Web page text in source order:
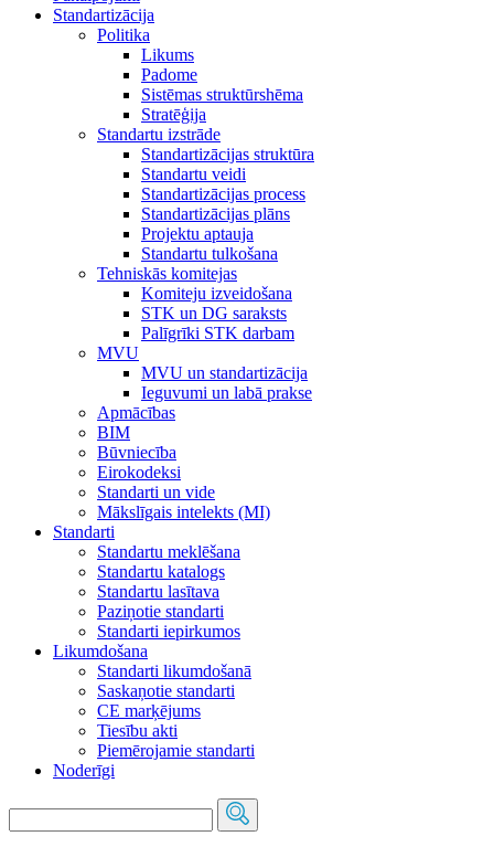
Standartizācija
Politika
Likums
Padome
Sistēmas struktūrshēma
Stratēģija
Standartu izstrāde
Standartizācijas struktūra
Standartu veidi
Standartizācijas process
Standartizācijas plāns
Projektu aptauja
Standartu tulkošana
Tehniskās komitejas
Komiteju izveidošana
STK un DG saraksts
Palīgrīki STK darbam
MVU
MVU un standartizācija
Ieguvumi un labā prakse
Apmācības
BIM
Būvniecība
Eirokodeksi
Standarti un vide
Mākslīgais intelekts (MI)
Standarti
Standartu meklēšana
Standartu katalogs
Standartu lasītava
Paziņotie standarti
Standarti iepirkumos
Likumdošana
Standarti likumdošanā
Saskaņotie standarti
CE marķējums
Tiesību akti
Piemērojamie standarti
Noderīgi